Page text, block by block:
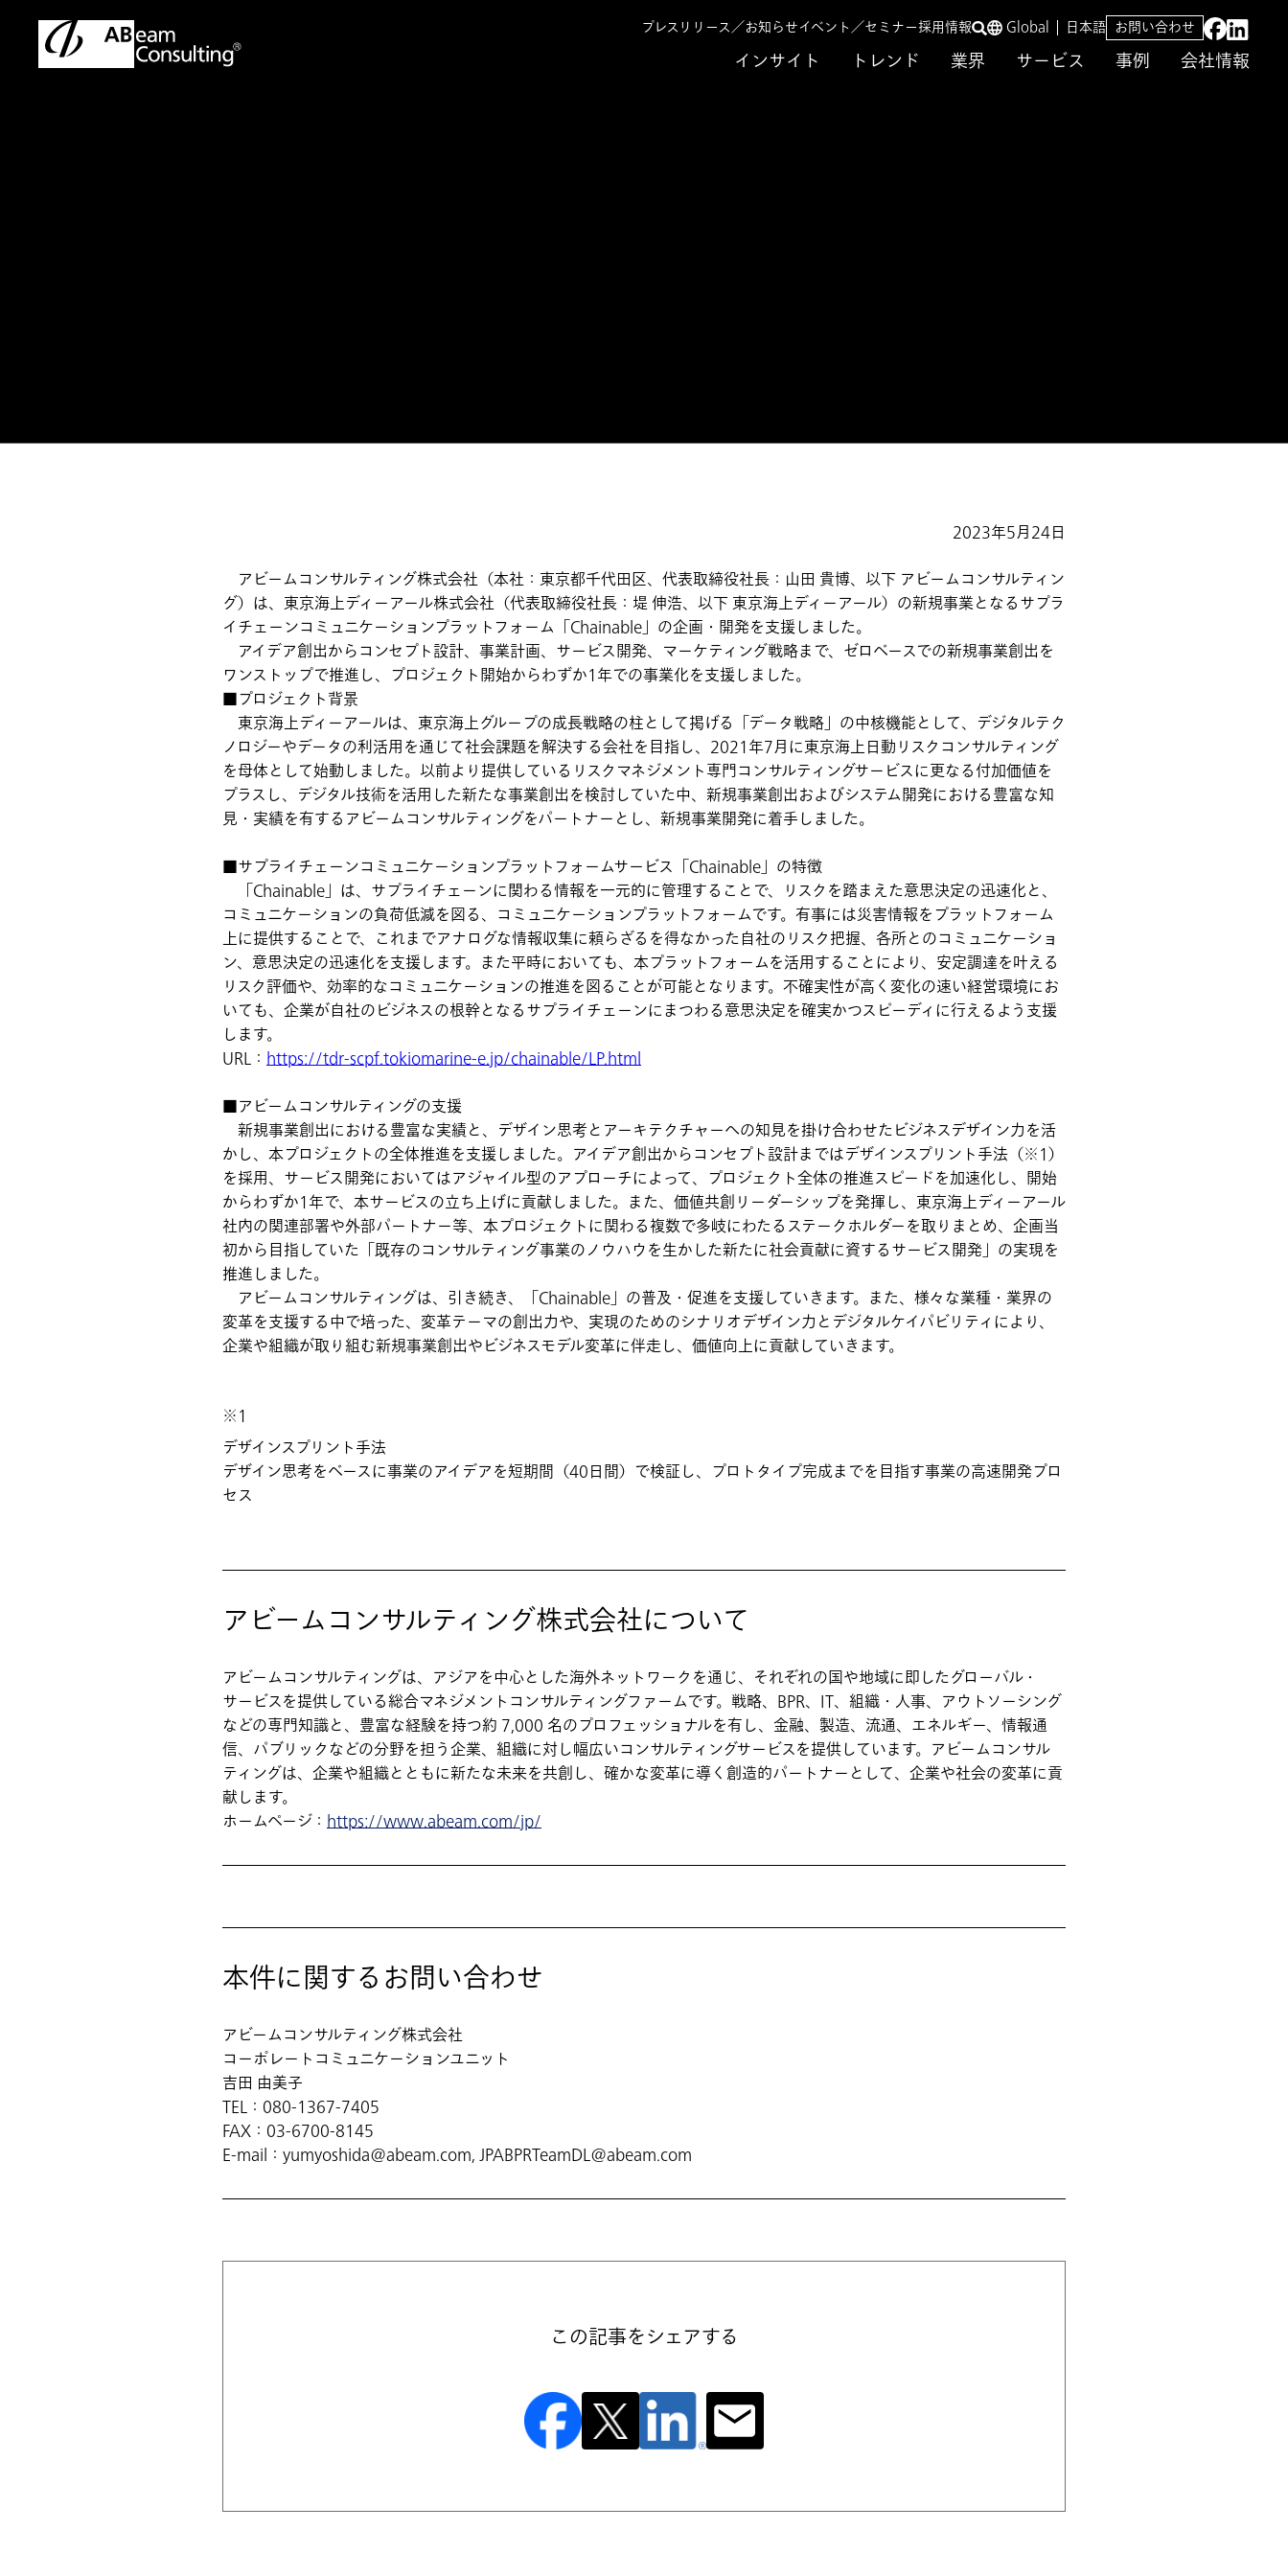
インサイト トレンド 業界 サービス 事例 会社情報
プレスリリース／お知らせイベント／セミナー採用情報 Global 日本語 お問い合わせ
2023年5月24日
アビームコンサルティング株式会社（本社：東京都千代田区、代表取締役社長：山田 貴博、以下 アビームコンサルティン
グ）は、東京海上ディーアール株式会社（代表取締役社長：堤 伸浩、以下 東京海上ディーアール）の新規事業となるサプラ
イチェーンコミュニケーションプラットフォーム「Chainable」の企画・開発を支援しました。
アイデア創出からコンセプト設計、事業計画、サービス開発、マーケティング戦略まで、ゼロベースでの新規事業創出を
ワンストップで推進し、プロジェクト開始からわずか1年での事業化を支援しました。
■プロジェクト背景
東京海上ディーアールは、東京海上グループの成長戦略の柱として掲げる「データ戦略」の中核機能として、デジタルテク
ノロジーやデータの利活用を通じて社会課題を解決する会社を目指し、2021年7月に東京海上日動リスクコンサルティング
を母体として始動しました。以前より提供しているリスクマネジメント専門コンサルティングサービスに更なる付加価値を
プラスし、デジタル技術を活用した新たな事業創出を検討していた中、新規事業創出およびシステム開発における豊富な知
見・実績を有するアビームコンサルティングをパートナーとし、新規事業開発に着手しました。
■サプライチェーンコミュニケーションプラットフォームサービス「Chainable」の特徴
「Chainable」は、サプライチェーンに関わる情報を一元的に管理することで、リスクを踏まえた意思決定の迅速化と、
コミュニケーションの負荷低減を図る、コミュニケーションプラットフォームです。有事には災害情報をプラットフォーム
上に提供することで、これまでアナログな情報収集に頼らざるを得なかった自社のリスク把握、各所とのコミュニケーショ
ン、意思決定の迅速化を支援します。また平時においても、本プラットフォームを活用することにより、安定調達を叶える
リスク評価や、効率的なコミュニケーションの推進を図ることが可能となります。不確実性が高く変化の速い経営環境にお
いても、企業が自社のビジネスの根幹となるサプライチェーンにまつわる意思決定を確実かつスピーディに行えるよう支援
します。
URL： https://tdr-scpf.tokiomarine-e.jp/chainable/LP.html
■アビームコンサルティングの支援
新規事業創出における豊富な実績と、デザイン思考とアーキテクチャーへの知見を掛け合わせたビジネスデザイン力を活
かし、本プロジェクトの全体推進を支援しました。アイデア創出からコンセプト設計まではデザインスプリント手法（※1）
を採用、サービス開発においてはアジャイル型のアプローチによって、プロジェクト全体の推進スピードを加速化し、開始
からわずか1年で、本サービスの立ち上げに貢献しました。また、価値共創リーダーシップを発揮し、東京海上ディーアール
社内の関連部署や外部パートナー等、本プロジェクトに関わる複数で多岐にわたるステークホルダーを取りまとめ、企画当
初から目指していた「既存のコンサルティング事業のノウハウを生かした新たに社会貢献に資するサービス開発」の実現を
推進しました。
アビームコンサルティングは、引き続き、「Chainable」の普及・促進を支援していきます。また、様々な業種・業界の
変革を支援する中で培った、変革テーマの創出力や、実現のためのシナリオデザイン力とデジタルケイパビリティにより、
企業や組織が取り組む新規事業創出やビジネスモデル変革に伴走し、価値向上に貢献していきます。
※1
デザインスプリント手法
デザイン思考をベースに事業のアイデアを短期間（40日間）で検証し、プロトタイプ完成までを目指す事業の高速開発プロ
セス
アビームコンサルティング株式会社について
アビームコンサルティングは、アジアを中心とした海外ネットワークを通じ、それぞれの国や地域に即したグローバル・
サービスを提供している総合マネジメントコンサルティングファームです。戦略、BPR、IT、組織・人事、アウトソーシング
などの専門知識と、豊富な経験を持つ約 7,000 名のプロフェッショナルを有し、金融、製造、流通、エネルギー、情報通
信、パブリックなどの分野を担う企業、組織に対し幅広いコンサルティングサービスを提供しています。アビームコンサル
ティングは、企業や組織とともに新たな未来を共創し、確かな変革に導く創造的パートナーとして、企業や社会の変革に貢
献します。
ホームページ： https://www.abeam.com/jp/
本件に関するお問い合わせ
アビームコンサルティング株式会社
コーポレートコミュニケーションユニット
吉田 由美子
TEL：080-1367-7405
FAX：03-6700-8145
E-mail：yumyoshida@abeam.com, JPABPRTeamDL@abeam.com
この記事をシェアする